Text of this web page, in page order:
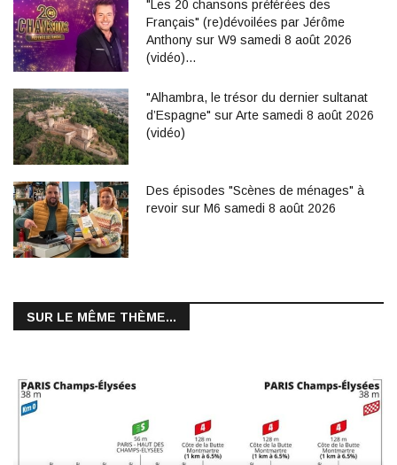
"Les 20 chansons préférées des
Français" (re)dévoilées par Jérôme
Anthony sur W9 samedi 8 août 2026
(vidéo)…
"Alhambra, le trésor du dernier sultanat
d’Espagne" sur Arte samedi 8 août 2026
(vidéo)
Des épisodes "Scènes de ménages" à
revoir sur M6 samedi 8 août 2026
SUR LE MÊME THÈME...